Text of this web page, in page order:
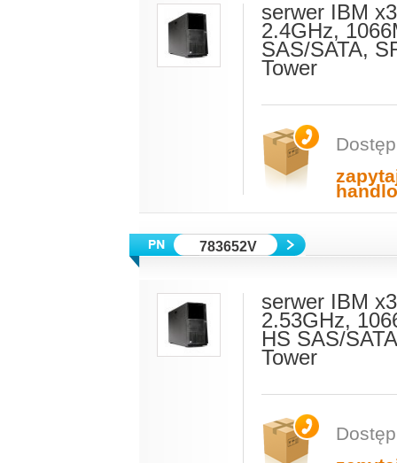
serwer IBM
2.4GHz,
SAS/SATA,
Tower
783652V
serwer IBM
2.53GHz,
HS SAS/
Tower